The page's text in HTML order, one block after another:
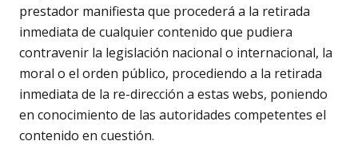
prestador manifiesta que procederá a la retirada
inmediata de cualquier contenido que pudiera
contravenir la legislación nacional o internacional, la
moral o el orden público, procediendo a la retirada
inmediata de la re-dirección a estas webs, poniendo
en conocimiento de las autoridades competentes el
contenido en cuestión.